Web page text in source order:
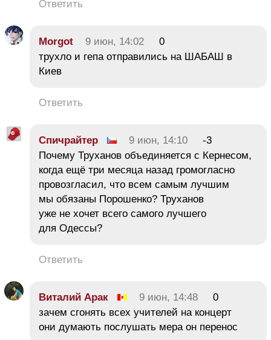
Ответить
Morgot 9 июн, 14:02
0
трухло и гепа отправились на ШАБАШ в
Киев
Ответить
Спичрайтер 9 июн, 14:10
-3
Почему Труханов объединяется с Кернесом,
когда ещё три месяца назад громогласно
провозгласил, что всем самым лучшим
мы обязаны Порошенко? Труханов
уже не хочет всего самого лучшего
для Одессы?
Ответить
Виталий Арак 9 июн, 14:48
0
зачем сгонять всех учителей на концерт
они думають послушать мера он перенос